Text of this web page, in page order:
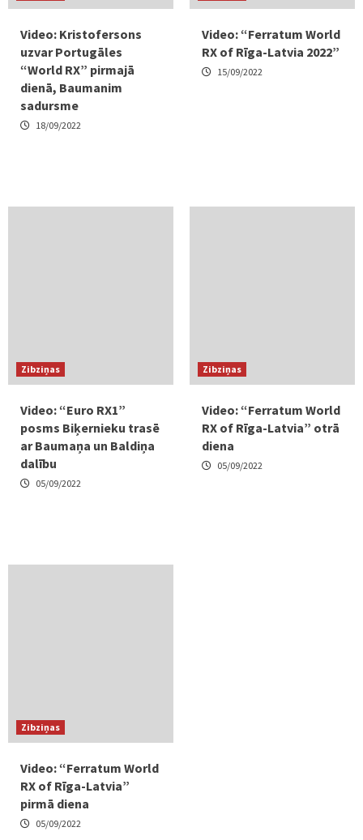
Video: Kristofersons
uzvar Portugāles
“World RX” pirmajā
dienā, Baumanim
sadursme
18/09/2022
Video: “Ferratum World
RX of Rīga-Latvia 2022”
15/09/2022
Zibziņas
Video: “Euro RX1”
posms Biķernieku trasē
ar Baumaņa un Baldiņa
dalību
05/09/2022
Zibziņas
Video: “Ferratum World
RX of Rīga-Latvia” otrā
diena
05/09/2022
Zibziņas
Video: “Ferratum World
RX of Rīga-Latvia”
pirmā diena
05/09/2022